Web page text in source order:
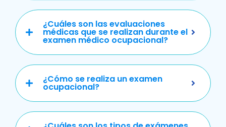
¿Cuáles son las evaluaciones
médicas que se realizan durante el
examen médico ocupacional?
¿Cómo se realiza un examen
ocupacional?